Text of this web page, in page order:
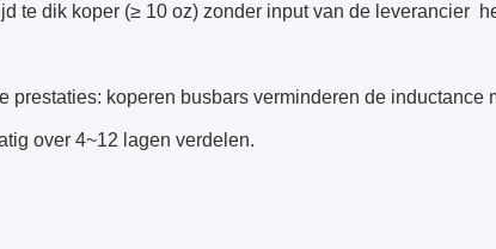
te dik koper (≥ 10 oz) zonder input van de leverancier 
koperen busbars verminderen de inductance
over 4~12 lagen verdelen.